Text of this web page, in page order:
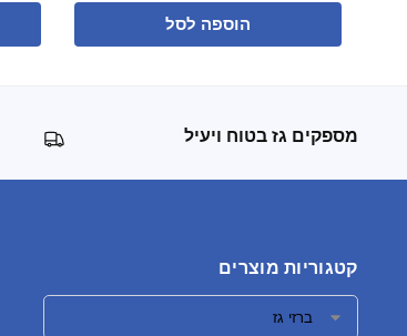
הוספה לסל
מספקים גז בטוח ויעיל
קטגוריות מוצרים